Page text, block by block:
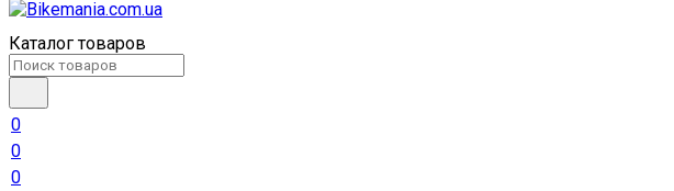
Каталог товаров
0
0
0